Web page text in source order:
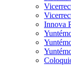
Innova